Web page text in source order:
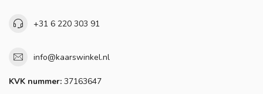
+31 6 220 303 91
info@kaarswinkel.nl
KVK nummer: 37163647